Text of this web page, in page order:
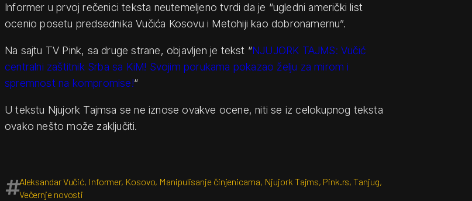
Informer u prvoj rečenici teksta neutemeljeno tvrdi da je “ugledni američki list
ocenio posetu predsednika Vučića Kosovu i Metohiji kao dobronamernu”.
Na sajtu TV Pink, sa druge strane, objavljen je tekst “NJUJORK TAJMS: Vučić
centralni zaštitnik Srba sa KiM! Svojim porukama pokazao želju za mirom i
spremnost na kompromise!“
U tekstu Njujork Tajmsa se ne iznose ovakve ocene, niti se iz celokupnog teksta
ovako nešto može zaključiti.
Aleksandar Vučić, Informer, Kosovo, Manipulisanje činjenicama, Njujork Tajms, Pink.rs,Tanjug,
Večernje novosti